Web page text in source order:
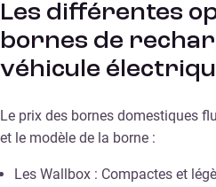
Les différentes
bornes de
véhicule
Le prix des bornes domestiques
et le modèle de la borne :
Les Wallbox : Compactes et